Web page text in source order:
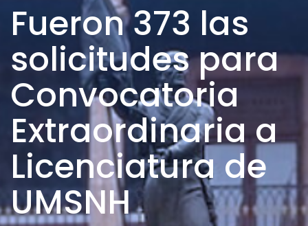
Fueron 373 las
solicitudes para
Convocatoria
Extraordinaria a
Licenciatura de
UMSNH